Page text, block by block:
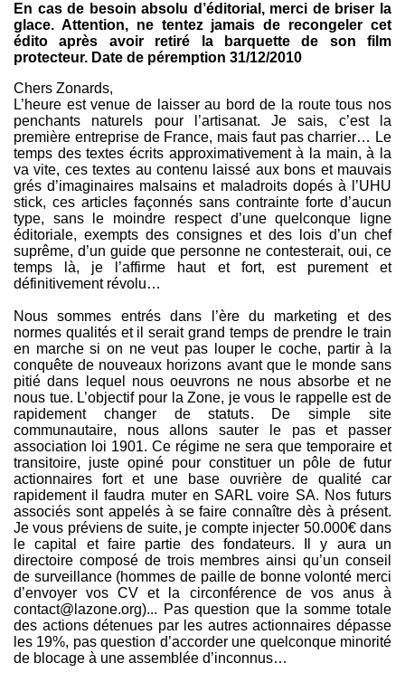
En cas de besoin absolu d’éditorial, merci de briser la
glace. Attention, ne tentez jamais de recongeler cet
édito après avoir retiré la barquette de son film
protecteur. Date de péremption 31/12/2010
Chers Zonards,
L’heure est venue de laisser au bord de la route tous nos
penchants naturels pour l’artisanat. Je sais, c’est la
première entreprise de France, mais faut pas charrier… Le
temps des textes écrits approximativement à la main, à la
va vite, ces textes au contenu laissé aux bons et mauvais
grés d’imaginaires malsains et maladroits dopés à l’UHU
stick, ces articles façonnés sans contrainte forte d’aucun
type, sans le moindre respect d’une quelconque ligne
éditoriale, exempts des consignes et des lois d’un chef
suprême, d’un guide que personne ne contesterait, oui, ce
temps là, je l’affirme haut et fort, est purement et
définitivement révolu…
Nous sommes entrés dans l’ère du marketing et des
normes qualités et il serait grand temps de prendre le train
en marche si on ne veut pas louper le coche, partir à la
conquête de nouveaux horizons avant que le monde sans
pitié dans lequel nous oeuvrons ne nous absorbe et ne
nous tue. L’objectif pour la Zone, je vous le rappelle est de
rapidement changer de statuts. De simple site
communautaire, nous allons sauter le pas et passer
association loi 1901. Ce régime ne sera que temporaire et
transitoire, juste opiné pour constituer un pôle de futur
actionnaires fort et une base ouvrière de qualité car
rapidement il faudra muter en SARL voire SA. Nos futurs
associés sont appelés à se faire connaître dès à présent.
Je vous préviens de suite, je compte injecter 50.000€ dans
le capital et faire partie des fondateurs. Il y aura un
directoire composé de trois membres ainsi qu’un conseil
de surveillance (hommes de paille de bonne volonté merci
d’envoyer vos CV et la circonférence de vos anus à
contact@lazone.org)... Pas question que la somme totale
des actions détenues par les autres actionnaires dépasse
les 19%, pas question d’accorder une quelconque minorité
de blocage à une assemblée d’inconnus…